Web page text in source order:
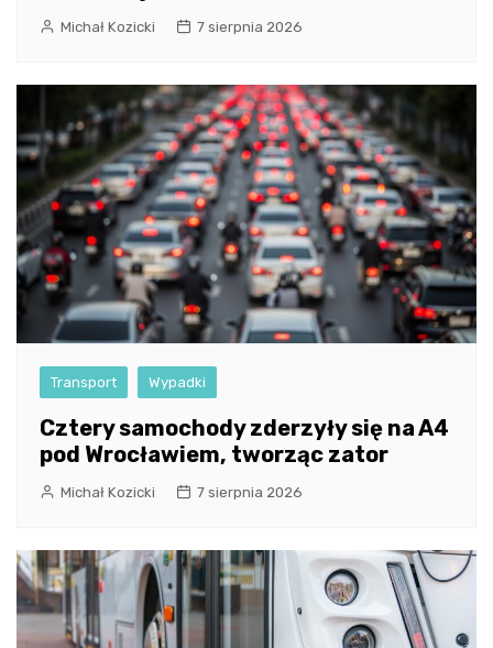
Michał Kozicki 7 sierpnia 2026
Transport Wypadki
Cztery samochody zderzyły się na A4
pod Wrocławiem, tworząc zator
Michał Kozicki 7 sierpnia 2026